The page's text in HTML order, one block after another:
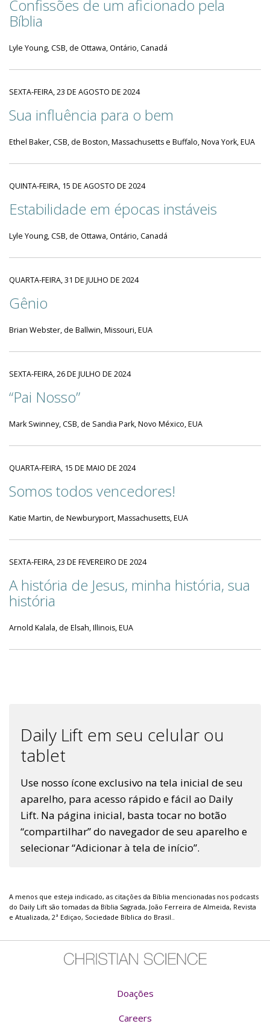
Confissões de um aficionado pela
Bíblia
Lyle Young, CSB, de Ottawa, Ontário, Canadá
SEXTA-FEIRA, 23 DE AGOSTO DE 2024
Sua influência para o bem
Ethel Baker, CSB, de Boston, Massachusetts e Buffalo, Nova York, EUA
QUINTA-FEIRA, 15 DE AGOSTO DE 2024
Estabilidade em épocas instáveis
Lyle Young, CSB, de Ottawa, Ontário, Canadá
QUARTA-FEIRA, 31 DE JULHO DE 2024
Gênio
Brian Webster, de Ballwin, Missouri, EUA
SEXTA-FEIRA, 26 DE JULHO DE 2024
“Pai Nosso”
Mark Swinney, CSB, de Sandia Park, Novo México, EUA
QUARTA-FEIRA, 15 DE MAIO DE 2024
Somos todos vencedores!
Katie Martin, de Newburyport, Massachusetts, EUA
SEXTA-FEIRA, 23 DE FEVEREIRO DE 2024
A história de Jesus, minha história, sua
história
Arnold Kalala, de Elsah, Illinois, EUA
Daily Lift em seu celular ou
tablet
Use nosso ícone exclusivo na tela inicial de seu
aparelho, para acesso rápido e fácil ao Daily
Lift. Na página inicial, basta tocar no botão
“compartilhar” do navegador de seu aparelho e
selecionar “Adicionar à tela de início”.
A menos que esteja indicado, as citações da Bíblia mencionadas nos podcasts
do Daily Lift são tomadas da Bíblia Sagrada, João Ferreira de Almeida, Revista
e Atualizada, 2ª Ediçao, Sociedade Bíblica do Brasil..
Doações
Careers